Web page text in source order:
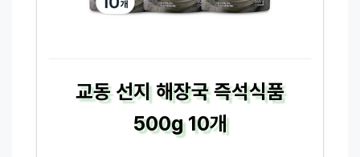
교동 선지 해장국 즉석식품
500g 10개